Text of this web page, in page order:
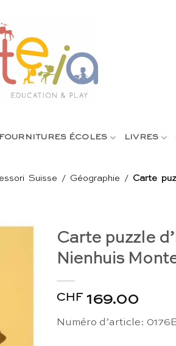
FOURNITURES ÉCOLES LIVRES
Suisse / Géographie / Carte
Carte puzzle
Nienhuis
CHF 169.00
Numéro d’article: